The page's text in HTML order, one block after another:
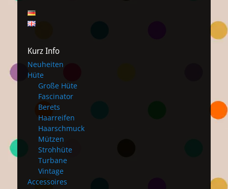
Kurz Info
Neuheiten
Hüte
Große Hüte
Fascinator
Berets
Haarreifen
Haarschmuck
Mützen
Strohhüte
Turbane
Vintage
Accessoires